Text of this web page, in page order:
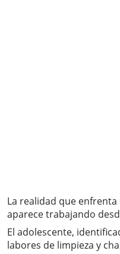
La realidad que
aparece trabajando
El adolescente,
labores de limpieza y